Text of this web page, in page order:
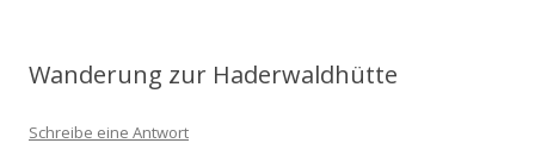
Wanderung zur Haderwaldhütte
Schreibe eine Antwort